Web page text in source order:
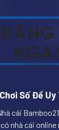
Số Đề
cái
nhà cái online